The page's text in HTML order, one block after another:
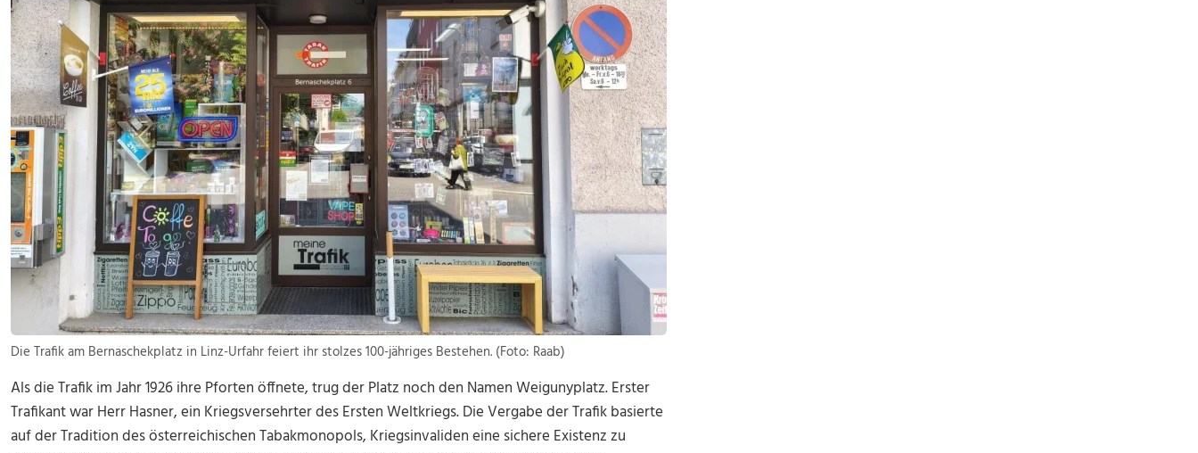
Die Trafik am Bernaschekplatz in Linz-Urfahr feiert ihr stolzes 100-jähriges Bestehen. (Foto: Raab)
Als die Trafik im Jahr 1926 ihre Pforten öffnete, trug der Platz noch den Namen Weigunyplatz. Erster
Trafikant war Herr Hasner, ein Kriegsversehrter des Ersten Weltkriegs. Die Vergabe der Trafik basierte
auf der Tradition des österreichischen Tabakmonopols, Kriegsinvaliden eine sichere Existenz zu